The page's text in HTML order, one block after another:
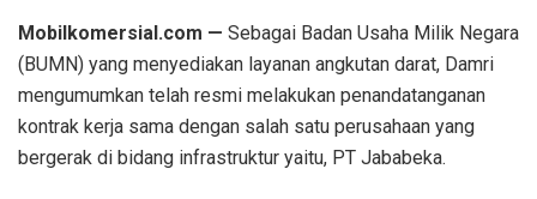
Mobilkomersial.com — Sebagai Badan Usaha Milik Negara
(BUMN) yang menyediakan layanan angkutan darat, Damri
mengumumkan telah resmi melakukan penandatanganan
kontrak kerja sama dengan salah satu perusahaan yang
bergerak di bidang infrastruktur yaitu, PT Jababeka.